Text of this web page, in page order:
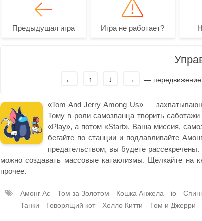
Предыдущая игра Игра не работает?
← ↑ ↓ → —
«Tom And Jerry Among Us» —
Тому в роли самозванца творить
«Play», а потом «Start». Ваша миссия,
бегайте по станции и подлавливайте
предательством, вы будете
можно создавать массовые катаклизмы. Щелкайте на
прочее.
Амонг Ас Том за Золотом Кошка Анжела io
Танки
Говорящий кот Хелло Китти Том и Джерри